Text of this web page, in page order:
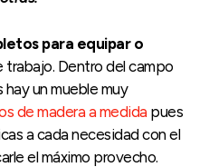
para equipar o
trabajo. Dentro del campo
un mueble muy
de madera a medida pues
a cada necesidad con el
el máximo provecho.